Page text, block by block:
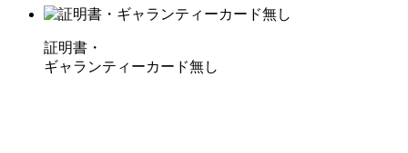
証明書・
ギャランティーカード無し